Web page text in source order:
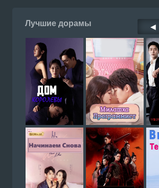
Лучшие дорамы ◀